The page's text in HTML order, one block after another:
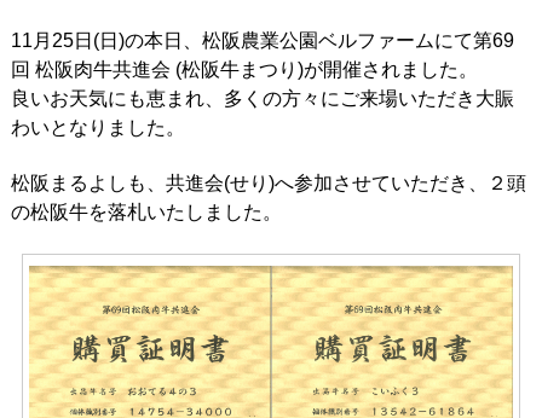
11月25日(日)の本日、松阪農業公園ベルファームにて第69
回 松阪肉牛共進会 (松阪牛まつり)が開催されました。
良いお天気にも恵まれ、多くの方々にご来場いただき大賑
わいとなりました。
松阪まるよしも、共進会(せり)へ参加させていただき、２頭
の松阪牛を落札いたしました。